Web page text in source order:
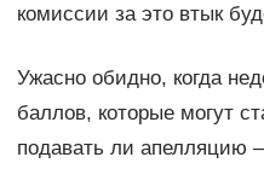
комиссии за это втык
Ужасно обидно, когда
баллов, которые могут
подавать ли апелляцию